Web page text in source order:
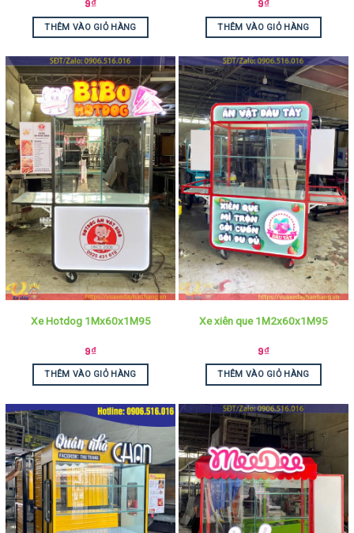
9₫
THÊM VÀO GIỎ HÀNG
9₫
THÊM VÀO GIỎ HÀNG
Xe Hotdog 1Mx60x1M95
9₫
THÊM VÀO GIỎ HÀNG
Xe xiên que 1M2x60x1M95
9₫
THÊM VÀO GIỎ HÀNG